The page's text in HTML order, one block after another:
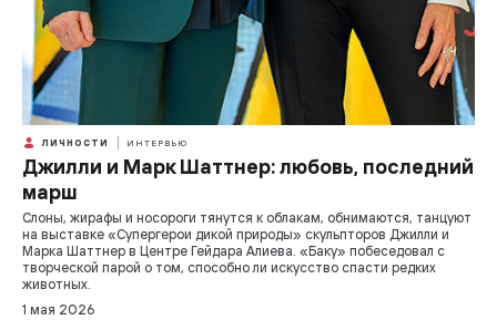
ЛИЧНОСТИ ИНТЕРВЬЮ
Джилли и Марк Шаттнер: любовь, последний
марш
Слоны, жирафы и носороги тянутся к облакам, обнимаются, танцуют
на выставке «Супергерои дикой природы» скульпторов Джилли и
Марка Шаттнер в Центре Гейдара Алиева. «Баку» побеседовал с
творческой парой о том, способно ли искусство спасти редких
животных.
1 мая 2026